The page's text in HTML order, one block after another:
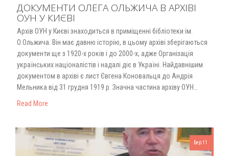
ДОКУМЕНТИ ОЛЕГА ОЛЬЖИЧА В АРХІВІ
ОУН У КИЄВІ
Архів ОУН у Києві знаходиться в приміщенні бібліотеки ім.
О.Ольжича. Він має давню історію, в цьому архіві зберігаються
документи ще з 1920-х років і до 2000-х, адже Організація
українських націоналістів і надалі діє в Україні. Найдавнішим
документом в архіві є лист Євгена Коновальця до Андрія
Мельника від 31 грудня 1919 р. Значна частина архіву ОУН…
Read More
Бер 11